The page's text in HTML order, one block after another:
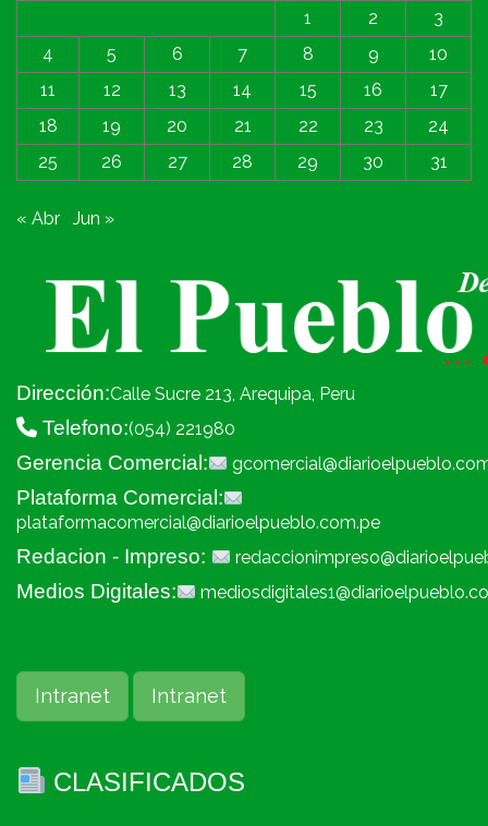
1 2
3
4
5 6 7 8 9
10
11
12 13 14 15 16
17
18
19 20 21 22 23
24
25
26 27 28 29 30 31
« Abr Jun »
Dirección:Calle Sucre 213, Arequipa, Peru
Telefono:(054) 221980
Gerencia Comercial:
Plataforma Comercial:
plataformacomercial@diarioelpueblo.com.pe
Redacion - Impreso:
Medios Digitales:
Intranet Intranet
CLASIFICADOS